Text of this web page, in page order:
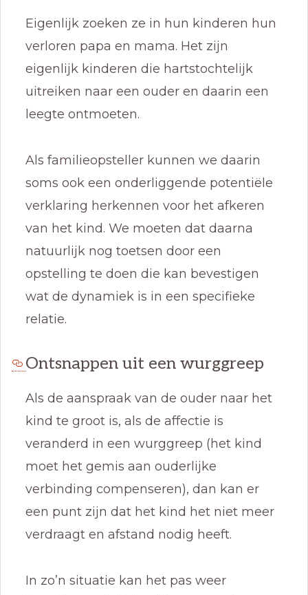
Eigenlijk zoeken ze in hun kinderen hun
verloren papa en mama. Het zijn
eigenlijk kinderen die hartstochtelijk
uitreiken naar een ouder en daarin een
leegte ontmoeten.
Als familieopsteller kunnen we daarin
soms ook een onderliggende potentiële
verklaring herkennen voor het afkeren
van het kind. We moeten dat daarna
natuurlijk nog toetsen door een
opstelling te doen die kan bevestigen
wat de dynamiek is in een specifieke
relatie.
Ontsnappen uit een wurggreep
Als de aanspraak van de ouder naar het
kind te groot is, als de affectie is
veranderd in een wurggreep (het kind
moet het gemis aan ouderlijke
verbinding compenseren), dan kan er
een punt zijn dat het kind het niet meer
verdraagt en afstand nodig heeft.
In zo’n situatie kan het pas weer